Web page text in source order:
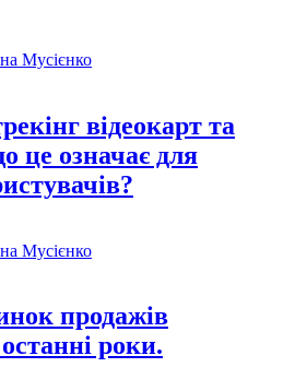
Мусієнко
відеокарт та
це означає для
Мусієнко
продажів
роки.